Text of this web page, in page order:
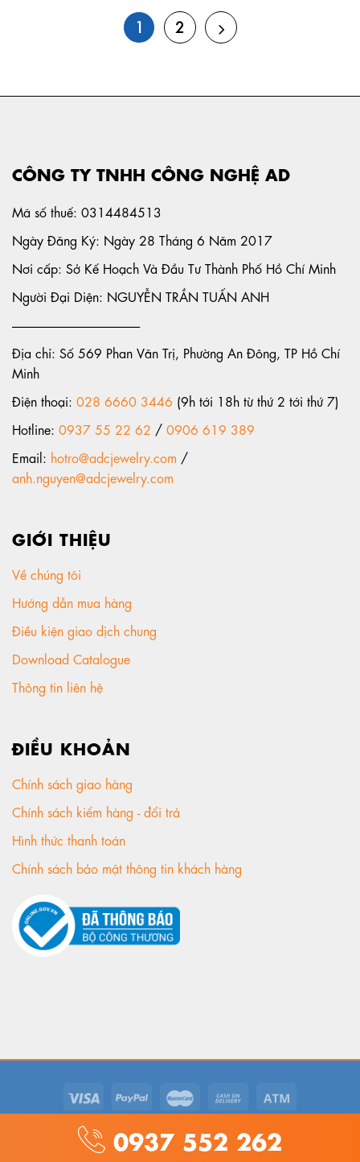
1 2
CÔNG TY TNHH CÔNG NGHỆ AD
Mã số thuế: 0314484513
Ngày Đăng Ký: Ngày 28 Tháng 6 Năm 2017
Nơi cấp: Sở Kế Hoạch Và Đầu Tư Thành Phố Hồ Chí Minh
Người Đại Diện: NGUYỄN TRẦN TUẤN ANH
-----------------------------------------------------
Địa chỉ: Số 569 Phan Văn Trị, Phường An Đông, TP Hồ Chí
Minh
Điện thoại: 028 6660 3446 (9h tới 18h từ thứ 2 tới thứ 7)
Hotline: 0937 55 22 62 / 0906 619 389
Email: hotro@adcjewelry.com /
anh.nguyen@adcjewelry.com
GIỚI THIỆU
Về chúng tôi
Hướng dẫn mua hàng
Điều kiện giao dịch chung
Download Catalogue
Thông tin liên hệ
ĐIỀU KHOẢN
Chính sách giao hàng
Chính sách kiểm hàng - đổi trả
Hình thức thanh toán
Chính sách bảo mật thông tin khách hàng
© 2018. ADC Jewelry. All rights reserved.
0937 552 262